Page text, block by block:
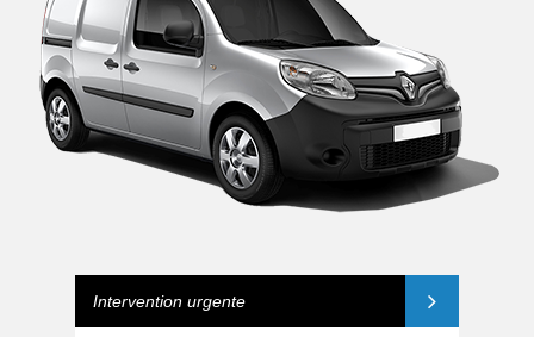
Intervention urgente